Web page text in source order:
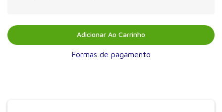
Adicionar Ao Carrinho
Formas de pagamento